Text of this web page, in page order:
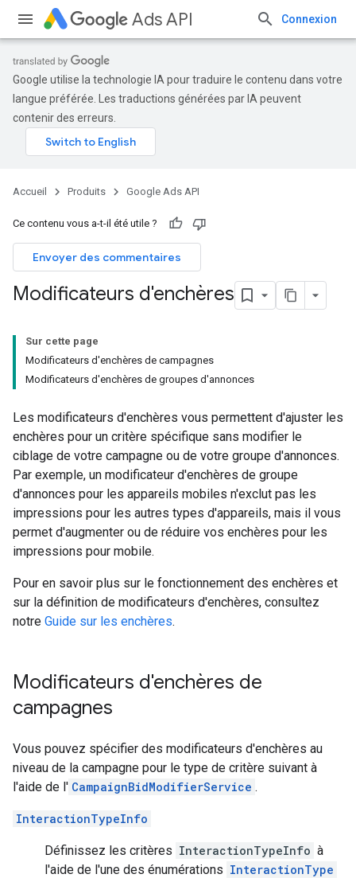
Ads API Connexion
Google utilise la technologie IA pour traduire le contenu dans votre
langue préférée. Les traductions générées par IA peuvent
contenir des erreurs.
Accueil Produits Google Ads API
Ce contenu vous a-t-il été utile ?
Envoyer des commentaires
Modificateurs d'enchères
Sur cette page
Modificateurs d'enchères de campagnes
Modificateurs d'enchères de groupes d'annonces
Les modificateurs d'enchères vous permettent d'ajuster les
enchères pour un critère spécifique sans modifier le
ciblage de votre campagne ou de votre groupe d'annonces.
Par exemple, un modificateur d'enchères de groupe
d'annonces pour les appareils mobiles n'exclut pas les
impressions pour les autres types d'appareils, mais il vous
permet d'augmenter ou de réduire vos enchères pour les
impressions pour mobile.
Pour en savoir plus sur le fonctionnement des enchères et
sur la définition de modificateurs d'enchères, consultez
notre Guide sur les enchères.
Modificateurs d'enchères de
campagnes
Vous pouvez spécifier des modificateurs d'enchères au
niveau de la campagne pour le type de critère suivant à
l'aide de l' CampaignBidModifierService .
InteractionTypeInfo
Définissez les critères InteractionTypeInfo à
l'aide de l'une des énumérations InteractionType